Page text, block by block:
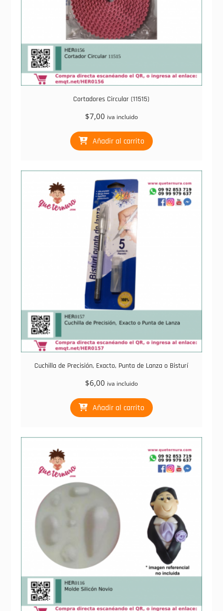
Cortadores Circular (11515)
$7,00 iva incluido
Añadir al carrito
Cuchilla de Precisión, Exacto, Punta de Lanza o Bisturí
$6,00 iva incluido
Añadir al carrito